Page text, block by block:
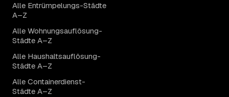
Alle Entrümpelungs-Städte
A–Z
Alle Wohnungsauflösung-
Städte A–Z
Alle Haushaltsauflösung-
Städte A–Z
Alle Containerdienst-
Städte A–Z